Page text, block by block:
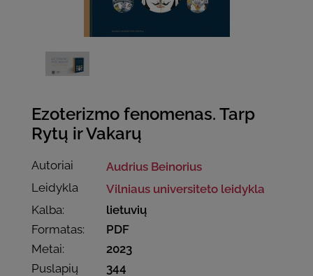
Ezoterizmo fenomenas. Tarp
Rytų ir Vakarų
Autoriai
Audrius Beinorius
Leidykla
Vilniaus universiteto leidykla
Kalba:
lietuvių
Formatas:
PDF
Metai:
2023
Puslapių
344